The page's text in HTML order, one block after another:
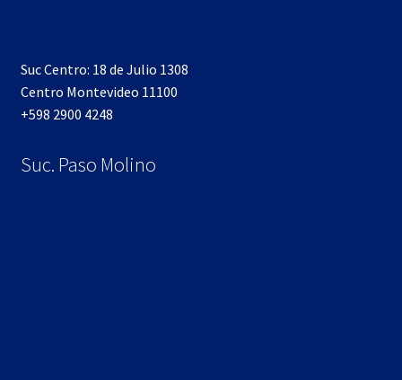
Suc Centro: 18 de Julio 1308
Centro Montevideo 11100
+598 2900 4248
Suc. Paso Molino